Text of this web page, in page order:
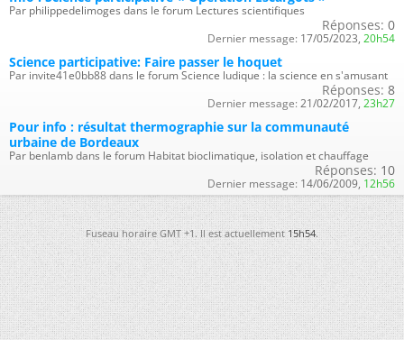
Par philippedelimoges dans le forum Lectures scientifiques
Réponses: 0
Dernier message: 17/05/2023, 20h54
Science participative: Faire passer le hoquet
Par invite41e0bb88 dans le forum Science ludique : la science en s'amusant
Réponses: 8
Dernier message: 21/02/2017, 23h27
Pour info : résultat thermographie sur la communauté
urbaine de Bordeaux
Par benlamb dans le forum Habitat bioclimatique, isolation et chauffage
Réponses: 10
Dernier message: 14/06/2009, 12h56
Fuseau horaire GMT +1. Il est actuellement15h54.